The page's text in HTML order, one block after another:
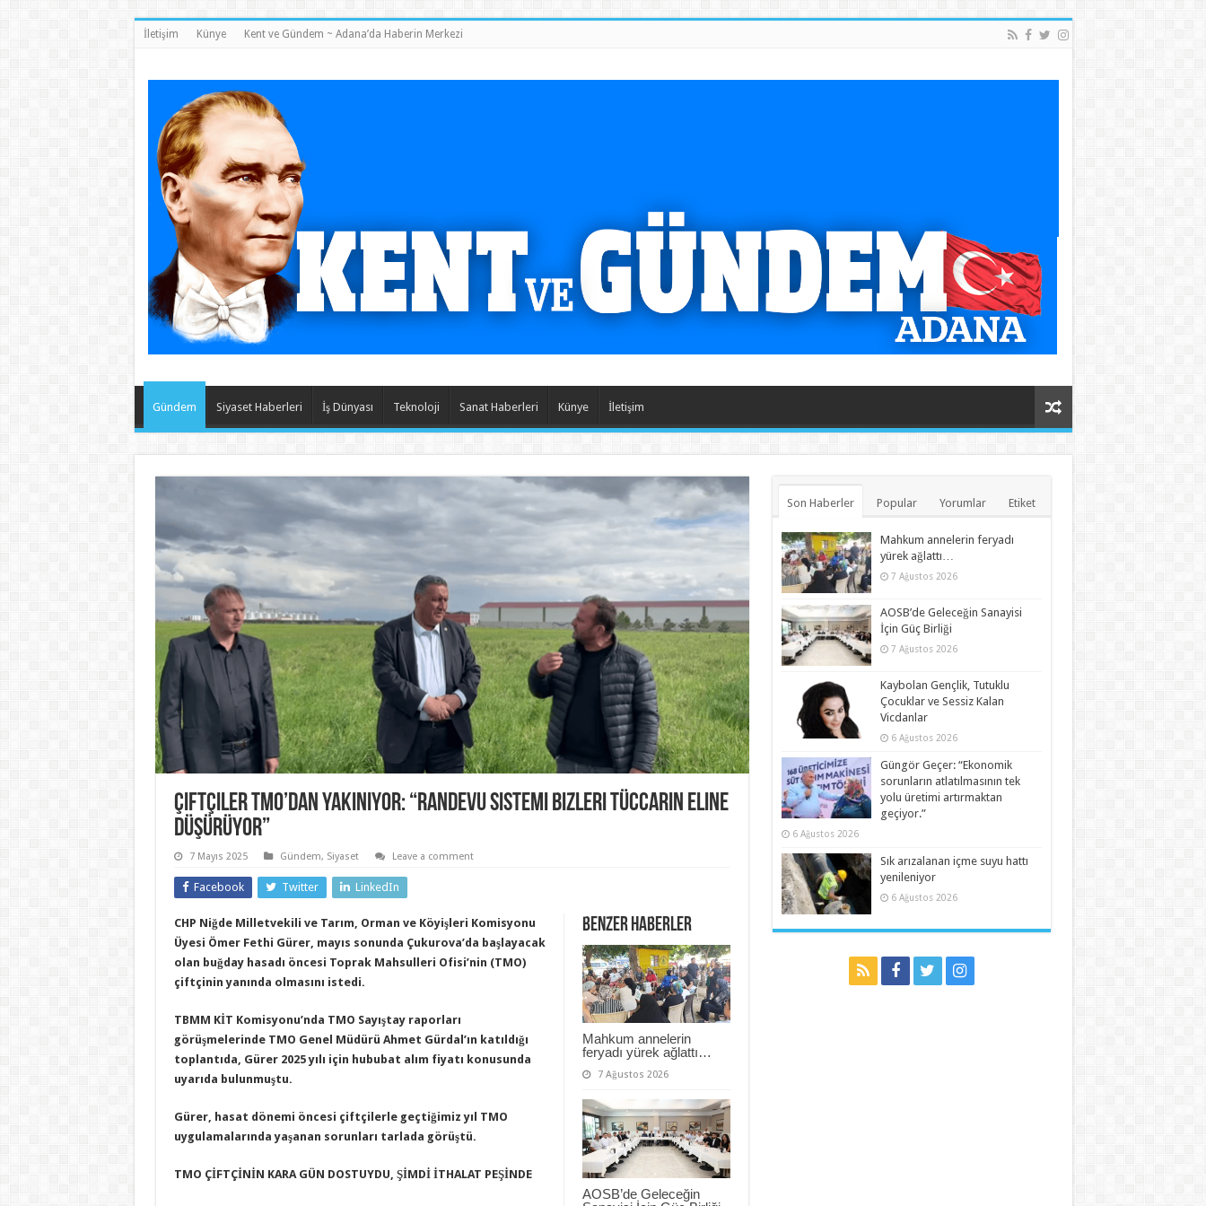
İletişim Künye Kent ve Gündem ~ Adana’da Haberin Merkezi
Gündem Siyaset Haberleri İş Dünyası Teknoloji Sanat Haberleri Künye İletişim
Çiftçiler TMO’dan yakınıyor: “Randevu sistemi bizleri tüccarın eline
düşürüyor”
7 Mayıs 2025 Gündem, Siyaset Leave a comment
Facebook Twitter LinkedIn
Benzer Haberler
Mahkum annelerin
feryadı yürek ağlattı…
7 Ağustos 2026
AOSB’de Geleceğin
CHP Niğde Milletvekili ve Tarım, Orman ve Köyişleri Komisyonu
Üyesi Ömer Fethi Gürer, mayıs sonunda Çukurova’da başlayacak
olan buğday hasadı öncesi Toprak Mahsulleri Ofisi’nin (TMO)
çiftçinin yanında olmasını istedi.
TBMM KİT Komisyonu’nda TMO Sayıştay raporları
görüşmelerinde TMO Genel Müdürü Ahmet Gürdal’ın katıldığı
toplantıda, Gürer 2025 yılı için hububat alım fiyatı konusunda
uyarıda bulunmuştu.
Gürer, hasat dönemi öncesi çiftçilerle geçtiğimiz yıl TMO
uygulamalarında yaşanan sorunları tarlada görüştü.
TMO ÇİFTÇİNİN KARA GÜN DOSTUYDU, ŞİMDİ İTHALAT PEŞİNDE
Son Haberler Popular Yorumlar Etiket
Mahkum annelerin feryadı
yürek ağlattı…
7 Ağustos 2026
AOSB’de Geleceğin Sanayisi
İçin Güç Birliği
7 Ağustos 2026
Kaybolan Gençlik, Tutuklu
Çocuklar ve Sessiz Kalan
Vicdanlar
6 Ağustos 2026
Güngör Geçer: “Ekonomik
sorunların atlatılmasının tek
yolu üretimi artırmaktan
geçiyor.”
6 Ağustos 2026
Sık arızalanan içme suyu hattı
yenileniyor
6 Ağustos 2026